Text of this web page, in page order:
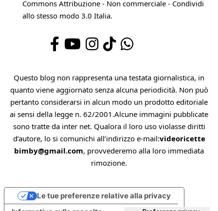
Commons Attribuzione - Non commerciale - Condividi
allo stesso modo 3.0 Italia.
Questo blog non rappresenta una testata giornalistica, in
quanto viene aggiornato senza alcuna periodicità. Non può
pertanto considerarsi in alcun modo un prodotto editoriale
ai sensi della legge n. 62/2001.Alcune immagini pubblicate
sono tratte da inter net. Qualora il loro uso violasse diritti
d’autore, lo si comunichi all’indirizzo e-mail:videoricette
bimby@gmail.com, provvederemo alla loro immediata
rimozione.
Le tue preferenze relative alla privacy